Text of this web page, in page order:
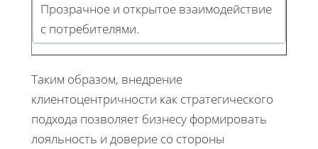
Прозрачное и открытое взаимодействие
с потребителями.
Таким образом, внедрение
клиентоцентричности как стратегического
подхода позволяет бизнесу формировать
лояльность и доверие со стороны